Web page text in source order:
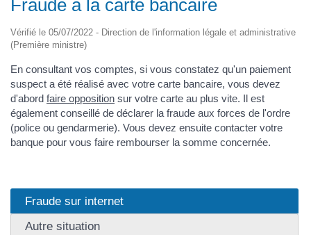
Fraude à la carte bancaire
Vérifié le 05/07/2022 - Direction de l'information légale et administrative
(Première ministre)
En consultant vos comptes, si vous constatez qu'un paiement
suspect a été réalisé avec votre carte bancaire, vous devez
d'abord faire opposition sur votre carte au plus vite. Il est
également conseillé de déclarer la fraude aux forces de l'ordre
(police ou gendarmerie). Vous devez ensuite contacter votre
banque pour vous faire rembourser la somme concernée.
Fraude sur internet
Autre situation